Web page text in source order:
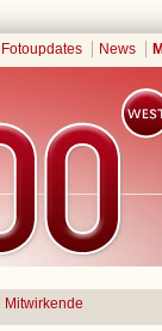
Fotoupdates News
Mitwirkende